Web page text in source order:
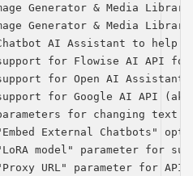
Generator & Media
Generator & Media
AI Assistant to
for Flowise AI API for
for Open AI Assistants
for Google AI API (aka
for changing text
External Chatbots"
model" parameter for
URL" parameter for